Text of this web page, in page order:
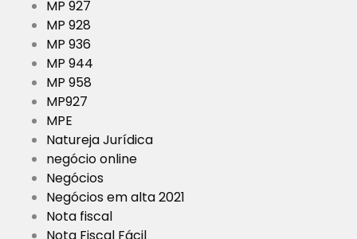
MP 927
MP 928
MP 936
MP 944
MP 958
MP927
MPE
Natureja Jurídica
negócio online
Negócios
Negócios em alta 2021
Nota fiscal